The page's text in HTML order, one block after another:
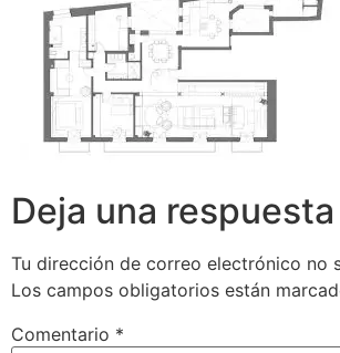
Deja una respuesta
Tu dirección de correo electrónico no
Los campos obligatorios están
Comentario *